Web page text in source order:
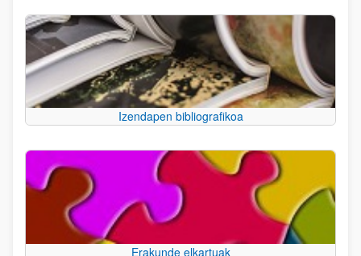
Izendapen bibliografikoa
Erakunde elkartuak